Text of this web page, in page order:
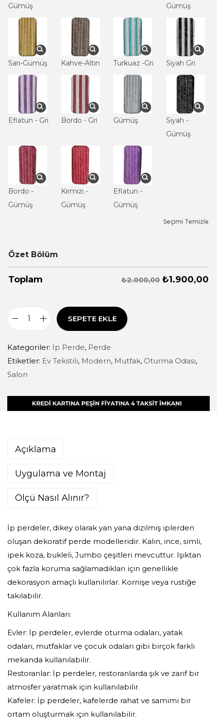
Gümüş
Gümüş
Sarı-Gümüş Kahve-Altın Turkuaz -Gri Siyah Gri
Eflatun - Gri Bordo - Gri Gümüş
Siyah -
Gümüş
Bordo -
Gümüş
Kırmızı -
Gümüş
Eflatun -
Gümüş
Seçimi Temizle
Özet Bölüm
Toplam ₺2.000,00 ₺1.900,00
SEPETE EKLE
Kategoriler: İp Perde, Perde
Etiketler: Ev Tekstili, Modern, Mutfak, Oturma Odası,
Salon
Açıklama
Uygulama ve Montaj
Ölçü Nasıl Alınır?
İp perdeler, dikey olarak yan yana dizilmiş iplerden
oluşan dekoratif perde modelleridir. Kalın, ince, simli,
ipek koza, bukleli, Jumbo çeşitleri mevcuttur. Işıktan
çok fazla koruma sağlamadıkları için genellikle
dekorasyon amaçlı kullanılırlar. Kornişe veya rustiğe
takılabilir.
Kullanım Alanları:
Evler: İp perdeler, evlerde oturma odaları, yatak
odaları, mutfaklar ve çocuk odaları gibi birçok farklı
mekanda kullanılabilir.
Restoranlar: İp perdeler, restoranlarda şık ve zarif bir
atmosfer yaratmak için kullanılabilir.
Kafeler: İp perdeler, kafelerde rahat ve samimi bir
ortam oluşturmak için kullanılabilir.